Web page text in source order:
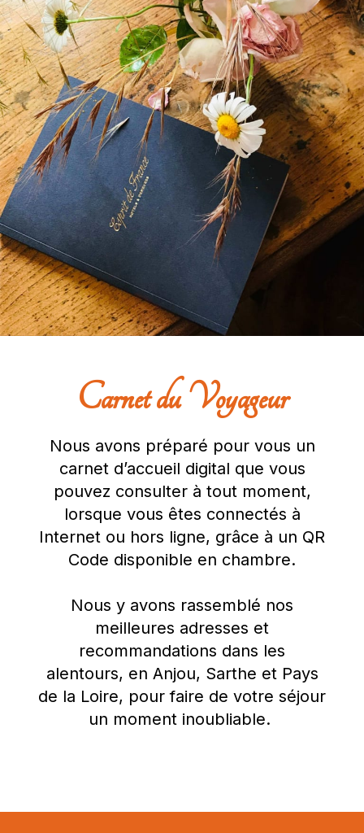
Carnet du Voyageur
Nous avons préparé pour vous un
carnet d’accueil digital que vous
pouvez consulter à tout moment,
lorsque vous êtes connectés à
Internet ou hors ligne, grâce à un QR
Code disponible en chambre.
Nous y avons rassemblé nos
meilleures adresses et
recommandations dans les
alentours, en Anjou, Sarthe et Pays
de la Loire, pour faire de votre séjour
un moment inoubliable.